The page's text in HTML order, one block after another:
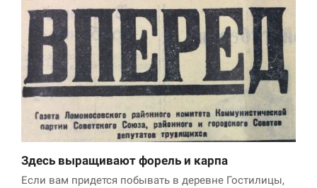
Здесь выращивают форель и карпа
Если вам придется побывать в деревне Гостилицы,